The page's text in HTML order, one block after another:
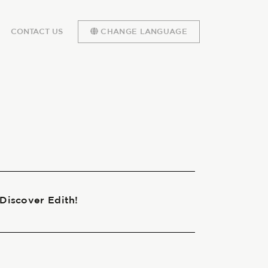
CONTACT US CHANGE LANGUAGE
Edith!